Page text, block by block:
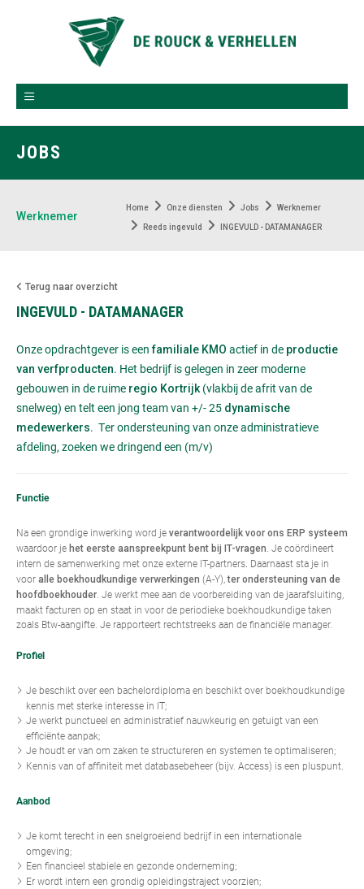
JOBS
Werknemer
Home Onze diensten Jobs Werknemer
Reeds ingevuld INGEVULD - DATAMANAGER
Terug naar overzicht
INGEVULD - DATAMANAGER
Onze opdrachtgever is eenfamiliale KMO actief in de productie
van verfproducten. Het bedrijf is gelegen in zeer moderne
gebouwen in de ruime regio Kortrijk(vlakbij de afrit van de
snelweg) en telt een jong team van +/- 25 dynamische
medewerkers. Ter ondersteuning van onze administratieve
afdeling, zoeken we dringend een (m/v)
Functie
Na een grondige inwerking word je verantwoordelijk voor ons ERP systeem
waardoor je het eerste aanspreekpunt bent bij IT-vragen . Je coördineert
intern de samenwerking met onze externe IT-partners. Daarnaast sta je in
voor alle boekhoudkundige verwerkingen (A-Y),ter ondersteuning van de
hoofdboekhouder . Je werkt mee aan de voorbereiding van de jaarafsluiting,
maakt facturen op en staat in voor de periodieke boekhoudkundige taken
zoals Btw-aangifte. Je rapporteert rechtstreeks aan de financiële manager.
Profiel
Je beschikt over een bachelordiploma en beschikt over boekhoudkundige
kennis met sterke interesse in IT;
Je werkt punctueel en administratief nauwkeurig en getuigt van een
efficiënte aanpak;
Je houdt er van om zaken te structureren en systemen te optimaliseren;
Kennis van of affiniteit met databasebeheer (bijv. Access) is een pluspunt.
Aanbod
Je komt terecht in een snelgroeiend bedrijf in een internationale
omgeving;
Een financieel stabiele en gezonde onderneming;
Er wordt intern een grondig opleidingstraject voorzien;